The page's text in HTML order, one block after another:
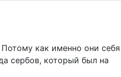
как именно они себя
сербов, который был на